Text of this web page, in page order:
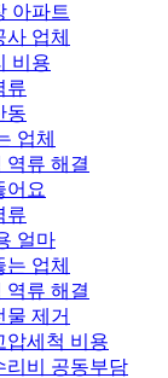
아파트
업체
비용
류
동
업체
역류 해결
어요
류
얼마
업체
역류 해결
제거
압세척 비용
리비 공동부담